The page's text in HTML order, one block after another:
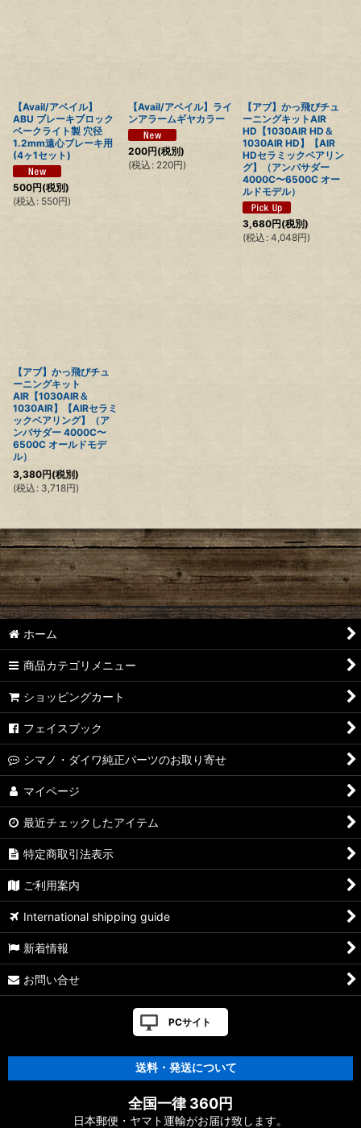
【Avail/アベイル】
ABU ブレーキブロック
ベークライト製 穴径
1.2mm遠心ブレーキ用
(4ヶ1セット)
500円(税別)
(税込 : 550円)
【Avail/アベイル】ライ
ンアラームギヤカラー
200円(税別)
(税込 : 220円)
【アブ】かっ飛びチュ
ーニングキットAIR
HD【1030AIR HD＆
1030AIR HD】【AIR
HDセラミックベアリン
グ】（アンバサダー
4000C〜6500C オー
ルドモデル）
3,680円(税別)
(税込 : 4,048円)
【アブ】かっ飛びチュ
ーニングキット
AIR【1030AIR＆
1030AIR】【AIRセラミ
ックベアリング】（ア
ンバサダー 4000C〜
6500C オールドモデ
ル）
3,380円(税別)
(税込 : 3,718円)
ホーム
商品カテゴリメニュー
ショッピングカート
フェイスブック
シマノ・ダイワ純正パーツのお取り寄せ
マイページ
最近チェックしたアイテム
特定商取引法表示
ご利用案内
International shipping guide
新着情報
お問い合せ
PCサイト
送料・発送について
全国一律 360円
日本郵便・ヤマト運輸がお届け致します。